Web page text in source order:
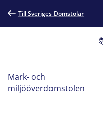
Till Sveriges Domstolar
Mark- och
miljööverdomstolen